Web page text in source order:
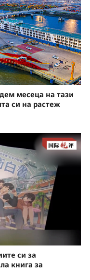
месеца на тази
си на растеж
си за
книга за